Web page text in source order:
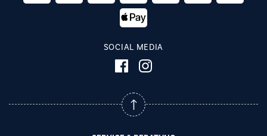
SOCIAL MEDIA